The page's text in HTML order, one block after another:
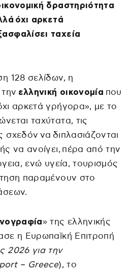
δραστηριότητα
όχι αρκετά
ταχεία
128 σελίδων, η
ελληνική οικονομία που
αρκετά γρήγορα», με το
ταχύτατα, τις
σχεδόν να διπλασιάζονται
να ανοίγει, πέρα από την
ενώ υγεία, τουρισμός
παραμένουν στο
» της ελληνικής
η Ευρωπαϊκή Επιτροπή
2026 για την
– Greece), το